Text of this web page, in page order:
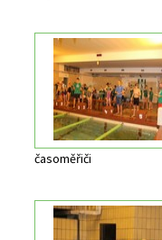
časoměřiči